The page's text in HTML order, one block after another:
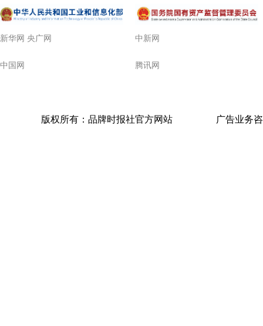
新华网 央广网 中新网
中国网 腾讯网
版权所有：品牌时报社官方网站 广告业务